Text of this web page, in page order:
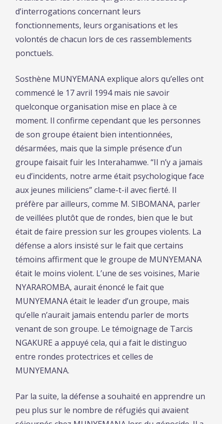
d’interrogations concernant leurs
fonctionnements, leurs organisations et les
volontés de chacun lors de ces rassemblements
ponctuels.
Sosthène MUNYEMANA explique alors qu’elles ont
commencé le 17 avril 1994 mais nie savoir
quelconque organisation mise en place à ce
moment. Il confirme cependant que les personnes
de son groupe étaient bien intentionnées,
désarmées, mais que la simple présence d’un
groupe faisait fuir les Interahamwe. “Il n’y a jamais
eu d’incidents, notre arme était psychologique face
aux jeunes miliciens” clame-t-il avec fierté. Il
préfère par ailleurs, comme M. SIBOMANA, parler
de veillées plutôt que de rondes, bien que le but
était de faire pression sur les groupes violents. La
défense a alors insisté sur le fait que certains
témoins affirment que le groupe de MUNYEMANA
était le moins violent. L’une de ses voisines, Marie
NYARAROMBA, aurait énoncé le fait que
MUNYEMANA était le leader d’un groupe, mais
qu’elle n’aurait jamais entendu parler de morts
venant de son groupe. Le témoignage de Tarcis
NGAKURE a appuyé cela, qui a fait le distinguo
entre rondes protectrices et celles de
MUNYEMANA.
Par la suite, la défense a souhaité en apprendre un
peu plus sur le nombre de réfugiés qui avaient